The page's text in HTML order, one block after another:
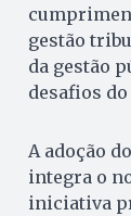
gestão
da gestão
desafios
A adoção
integra o
iniciativa